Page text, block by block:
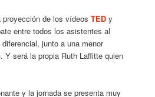
proyección de los vídeosTED y
entre todos los asistentes al
junto a una menor
Y será la propia Ruth Laffitte quien
y la jornada se presenta muy